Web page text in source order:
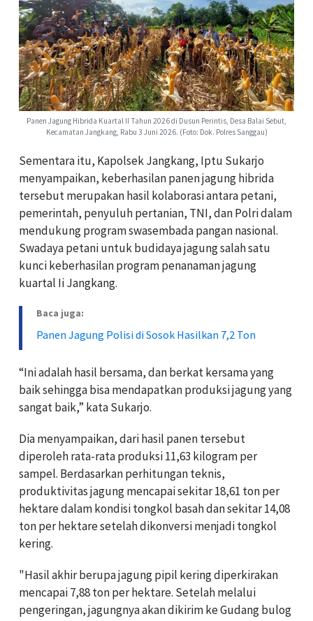
Panen Jagung Hibrida Kuartal II Tahun 2026 di Dusun Perintis, Desa Balai Sebut,
Kecamatan Jangkang, Rabu 3 Juni 2026. (Foto: Dok. Polres Sanggau)
Sementara itu, Kapolsek Jangkang, Iptu Sukarjo
menyampaikan, keberhasilan panen jagung hibrida
tersebut merupakan hasil kolaborasi antara petani,
pemerintah, penyuluh pertanian, TNI, dan Polri dalam
mendukung program swasembada pangan nasional.
Swadaya petani untuk budidaya jagung salah satu
kunci keberhasilan program penanaman jagung
kuartal Ii Jangkang.
Baca juga:
Panen Jagung Polisi di Sosok Hasilkan 7,2 Ton
“Ini adalah hasil bersama, dan berkat kersama yang
baik sehingga bisa mendapatkan produksi jagung yang
sangat baik,” kata Sukarjo.
Dia menyampaikan, dari hasil panen tersebut
diperoleh rata-rata produksi 11,63 kilogram per
sampel. Berdasarkan perhitungan teknis,
produktivitas jagung mencapai sekitar 18,61 ton per
hektare dalam kondisi tongkol basah dan sekitar 14,08
ton per hektare setelah dikonversi menjadi tongkol
kering.
"Hasil akhir berupa jagung pipil kering diperkirakan
mencapai 7,88 ton per hektare. Setelah melalui
pengeringan, jagungnya akan dikirim ke Gudang bulog